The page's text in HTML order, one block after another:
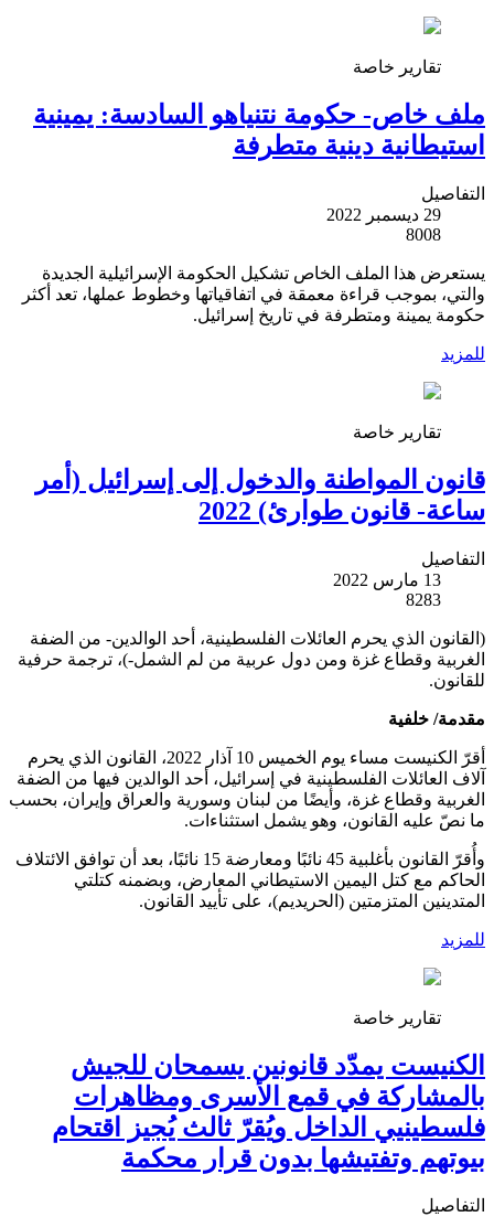
تقارير خاصة
ملف خاص- حكومة نتنياهو السادسة: يمينية
استيطانية دينية متطرفة
التفاصيل
29 ديسمبر 2022
8008
يستعرض هذا الملف الخاص تشكيل الحكومة الإسرائيلية الجديدة
والتي، بموجب قراءة معمقة في اتفاقياتها وخطوط عملها، تعد أكثر
حكومة يمينة ومتطرفة في تاريخ إسرائيل.
للمزيد
تقارير خاصة
قانون المواطنة والدخول إلى إسرائيل (أمر
ساعة- قانون طوارئ) 2022
التفاصيل
13 مارس 2022
8283
(القانون الذي يحرم العائلات الفلسطينية، أحد الوالدين- من الضفة
الغربية وقطاع غزة ومن دول عربية من لم الشمل-)، ترجمة حرفية
للقانون.
مقدمة/ خلفية
أقرّ الكنيست مساء يوم الخميس 10 آذار 2022، القانون الذي يحرم
آلاف العائلات الفلسطينية في إسرائيل، أحد الوالدين فيها من الضفة
الغربية وقطاع غزة، وأيضًا من لبنان وسورية والعراق وإيران، بحسب
ما نصّ عليه القانون، وهو يشمل استثناءات.
وأُقرّ القانون بأغلبية 45 نائبًا ومعارضة 15 نائبًا، بعد أن توافق الائتلاف
الحاكم مع كتل اليمين الاستيطاني المعارض، وبضمنه كتلتي
المتدينين المتزمتين (الحريديم)، على تأييد القانون.
للمزيد
تقارير خاصة
الكنيست يمدّد قانونين يسمحان للجيش
بالمشاركة في قمع الأسرى ومظاهرات
فلسطينيي الداخل ويُقرّ ثالث يُجيز اقتحام
بيوتهم وتفتيشها بدون قرار محكمة
التفاصيل